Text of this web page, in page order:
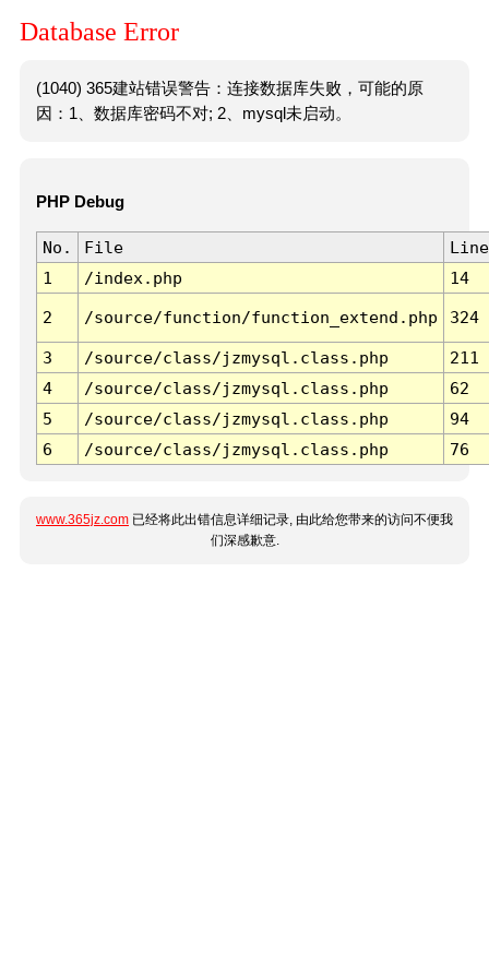
Database Error
(1040) 365建站错误警告：连接数据库失败，可能的原
因：1、数据库密码不对; 2、mysql未启动。
PHP Debug
No. File
Line
1
/index.php 14
2 /source/function/function_extend.php 324
3 /source/class/jzmysql.class.php
211
4
/source/class/jzmysql.class.php
62
5
/source/class/jzmysql.class.php
94
6
/source/class/jzmysql.class.php 76
www.365jz.com 已经将此出错信息详细记录, 由此给您带来的访问不便我
们深感歉意.